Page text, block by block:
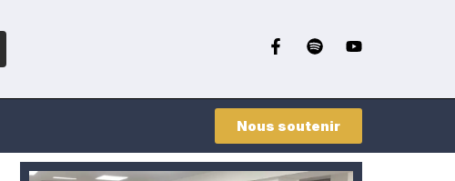
Nous soutenir